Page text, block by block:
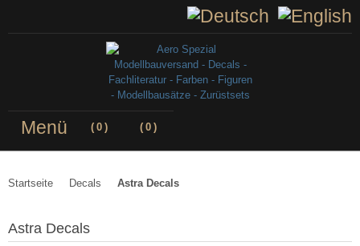
Menü ( 0 ) ( 0 )
Startseite Decals Astra Decals
Astra Decals